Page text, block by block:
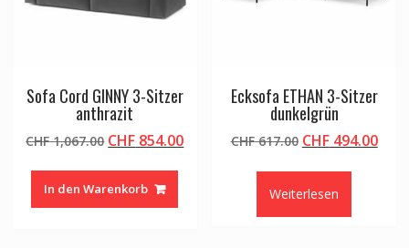
Sofa Cord GINNY 3-Sitzer
anthrazit
CHF1,067.00 Ursprünglicher
war:
CHF 1,067.00
CHF 854.00Aktueller
In den Warenkorb
Ecksofa ETHAN 3-Sitzer
dunkelgrün
CHF617.00 Ursprünglicher
CHF 617.00
CHF494.00
Weiterlesen